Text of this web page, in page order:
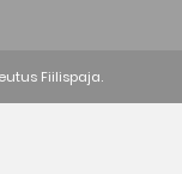
Fiilispaja.